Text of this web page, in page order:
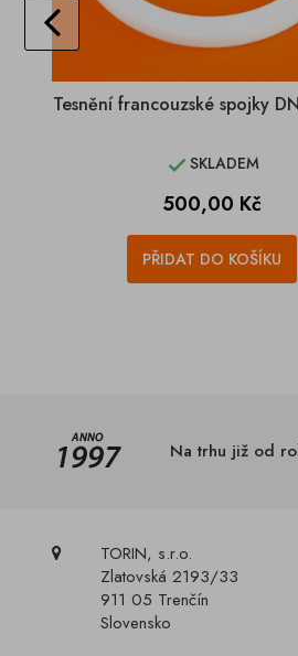
Tesnění francouzské spojky
SKLADEM
Cena
500,00 Kč
PŘIDAT DO KOŠÍKU
Na trhu již od
TORIN, s.r.o.
Zlatovská 2193/33
911 05 Trenčín
Slovensko